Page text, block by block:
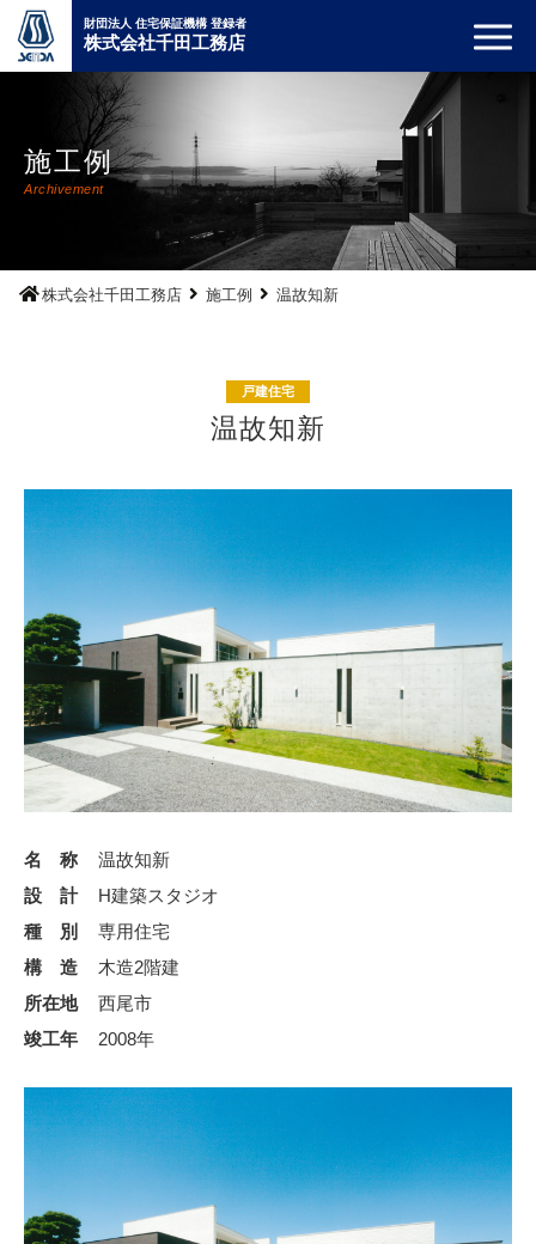
財団法人 住宅保証機構 登録者
株式会社千田工務店
施工例
Archivement
株式会社千田工務店 施工例 温故知新
戸建住宅
温故知新
名 称
温故知新
設 計
H建築スタジオ
種 別
専用住宅
構 造
木造2階建
所在地
西尾市
竣工年
2008年